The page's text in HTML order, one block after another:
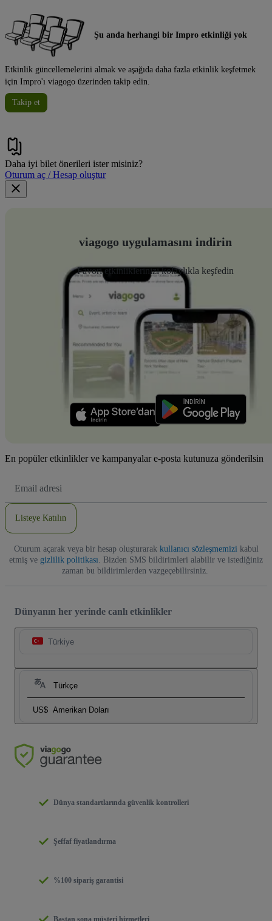
Şu anda herhangi bir Impro etkinliği yok
Etkinlik güncellemelerini almak ve aşağıda daha fazla etkinlik keşfetmek
için Impro'ı viagogo üzerinden takip edin.
Takip et
Daha iyi bilet önerileri ister misiniz?
Oturum aç / Hesap oluştur
viagogo uygulamasını indirin
Favori etkinliklerinizi kolaylıkla keşfedin
En popüler etkinlikler ve kampanyalar e-posta kutunuza gönderilsin
posta
Listeye Katılın
Oturum açarak veya bir hesap oluşturarak kullanıcı sözleşmemizikabul
etmiş ve gizlilik politikası. Bizden SMS bildirimleri alabilir ve istediğiniz
zaman bu bildirimlerden vazgeçebilirsiniz.
Dünyanın her yerinde canlı etkinlikler
Türkiye
Türkçe
US$ Amerikan Doları
Dünya standartlarında güvenlik kontrolleri
Şeffaf fiyatlandırma
%100 sipariş garantisi